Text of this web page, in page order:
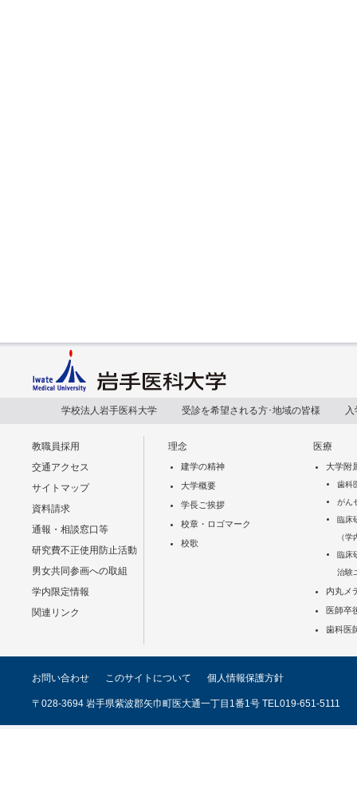
学校法人岩手医科大学 受診を希望される方･地域の皆様
教職員採用
交通アクセス
サイトマップ
資料請求
通報・相談窓口等
研究費不正使用防止活動
男女共同参画への取組
学内限定情報
関連リンク
理念
建学の精神
大学概要
学長ご挨拶
校章・ロゴマーク
校歌
医療
大学附
歯科
がん
臨床
（
臨床
治験
内丸メ
医師卒
歯科医
お問い合わせ このサイトについて 個人情報保護方針
〒028-3694 岩手県紫波郡矢巾町医大通一丁目1番1号 TEL019-651-5111